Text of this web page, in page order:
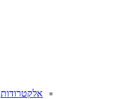
אלקטרודות